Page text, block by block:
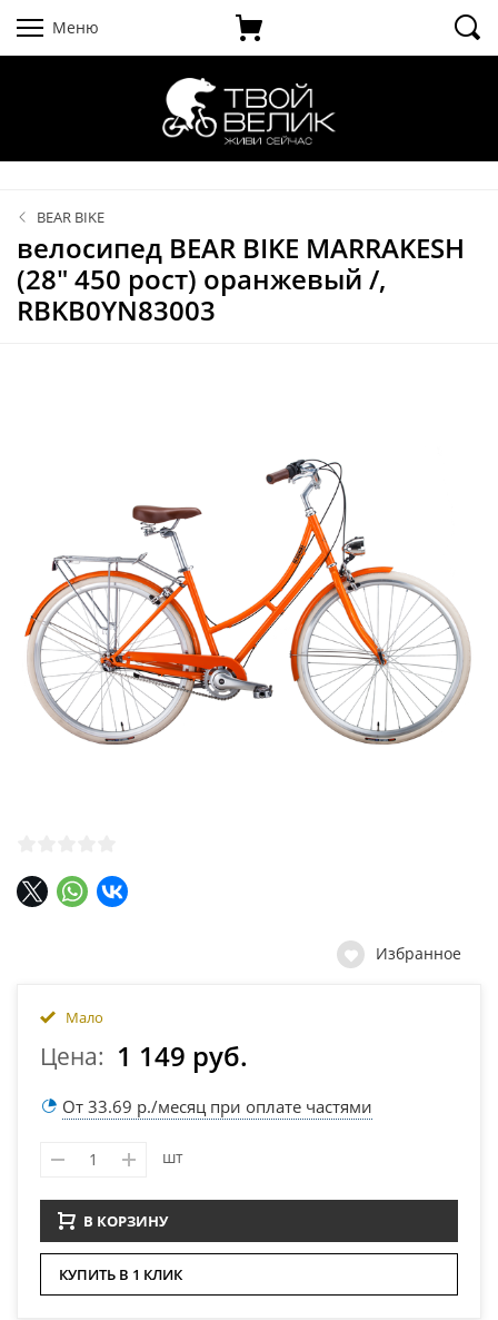
Меню
BEAR BIKE
велосипед BEAR BIKE MARRAKESH
(28" 450 рост) оранжевый /,
RBKB0YN83003
Избранное
Мало
Цена: 1 149 руб.
От 33.69 р./месяц при оплате частями
шт
В КОРЗИНУ
КУПИТЬ В 1 КЛИК